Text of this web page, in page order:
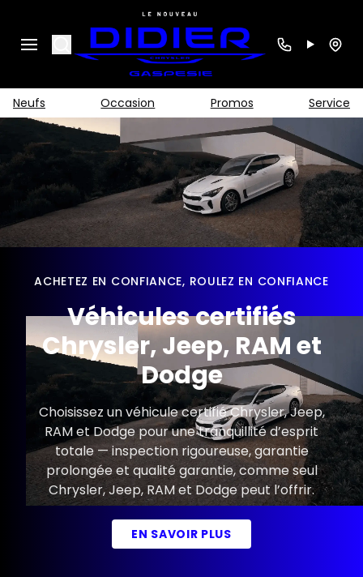
Search
Neufs Occasion Promos Service
ACHETEZ EN CONFIANCE, ROULEZ EN CONFIANCE
Véhicules certifiés
Chrysler, Jeep, RAM et
Dodge
Choisissez un véhicule certifié Chrysler, Jeep,
RAM et Dodge pour une tranquillité d’esprit
totale — inspection rigoureuse, garantie
prolongée et qualité garantie, comme seul
Chrysler, Jeep, RAM et Dodge peut l’offrir.
EN SAVOIR PLUS